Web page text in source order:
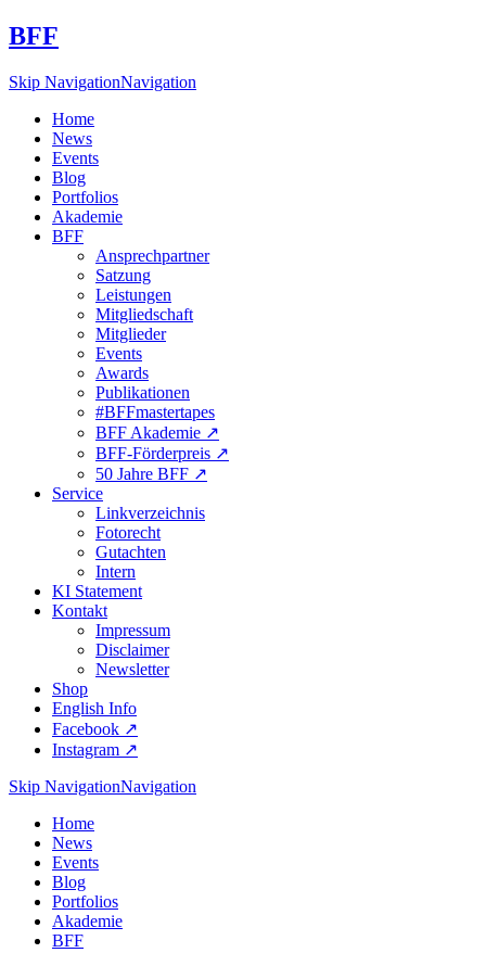
BFF
Skip NavigationNavigation
Home
News
Events
Blog
Portfolios
Akademie
BFF
Ansprechpartner
Satzung
Leistungen
Mitgliedschaft
Mitglieder
Events
Awards
Publikationen
#BFFmastertapes
BFF Akademie ↗︎
BFF-Förderpreis ↗︎
50 Jahre BFF ↗︎
Service
Linkverzeichnis
Fotorecht
Gutachten
Intern
KI Statement
Kontakt
Impressum
Disclaimer
Newsletter
Shop
English Info
Facebook ↗︎
Instagram ↗︎
Skip NavigationNavigation
Home
News
Events
Blog
Portfolios
Akademie
BFF